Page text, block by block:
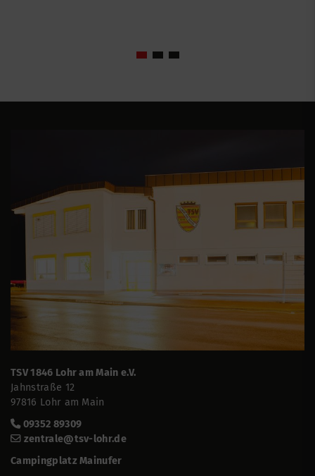
TSV 1846 Lohr am Main e.V.
Jahnstraße 12
97816 Lohr am Main
09352 89309
zentrale@tsv-lohr.de
Campingplatz Mainufer